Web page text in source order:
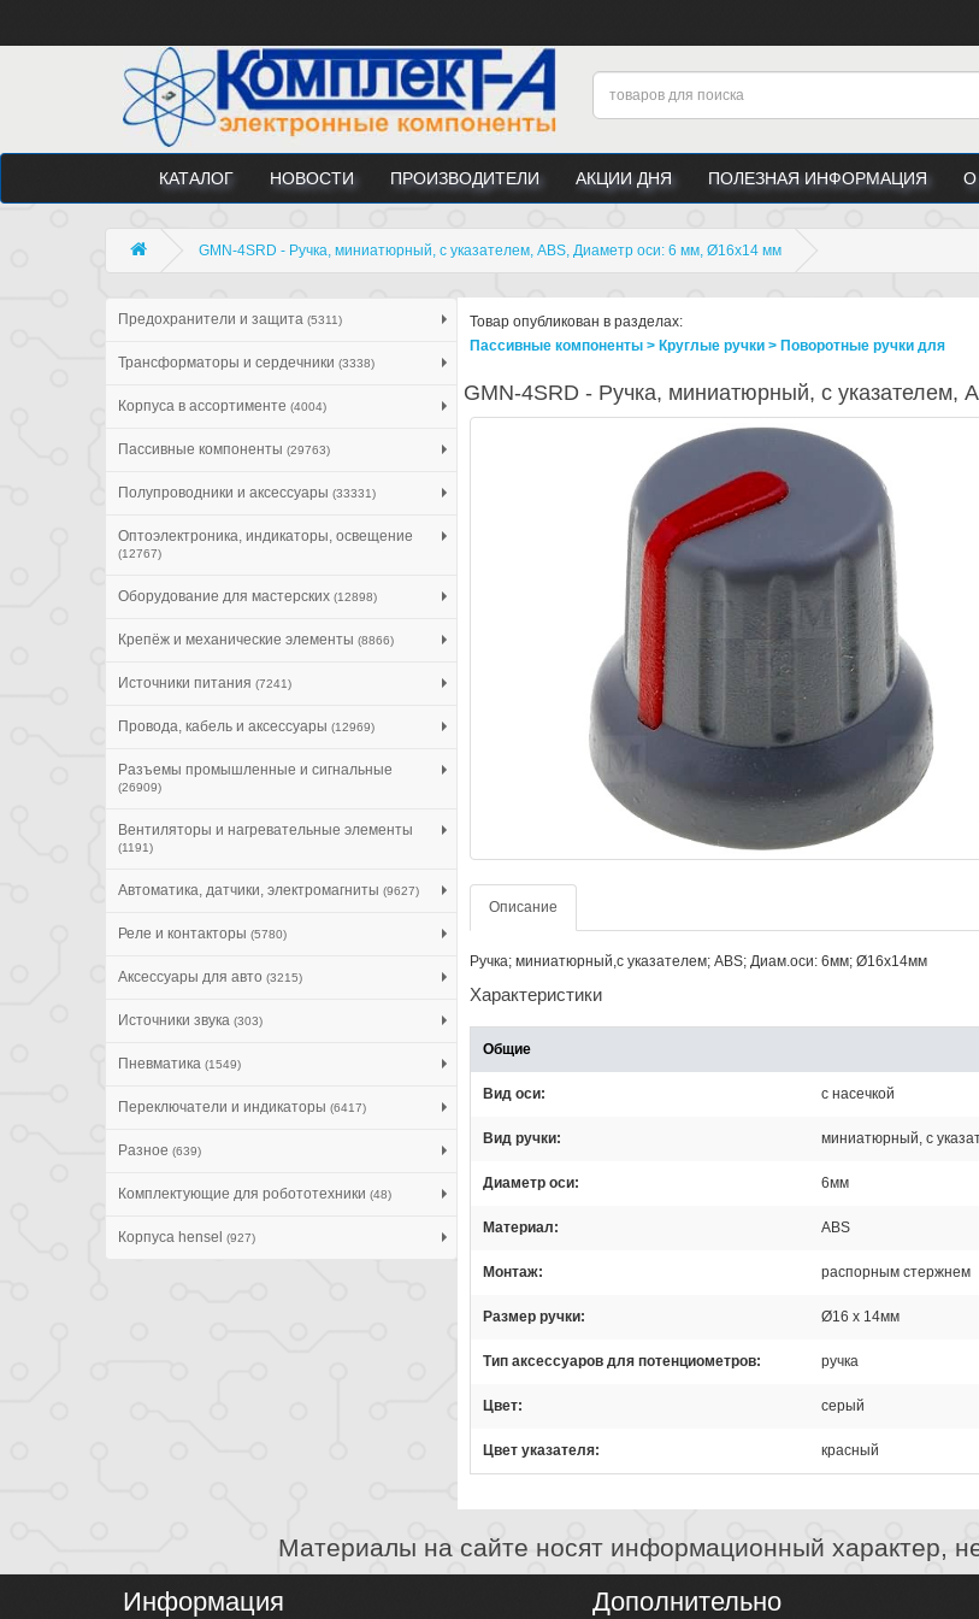
КАТАЛОГ НОВОСТИ ПРОИЗВОДИТЕЛИ АКЦИИ ДНЯ ПОЛЕЗНАЯ ИНФОРМАЦИЯ О
GMN-4SRD - Ручка, миниатюрный, с указателем, ABS, Диаметр оси: 6 мм, Ø16x14 мм
Предохранители и защита (5311)
Трансформаторы и сердечники (3338)
Корпуса в ассортименте (4004)
Пассивные компоненты (29763)
Полупроводники и аксессуары (33331)
Оптоэлектроника, индикаторы, освещение
(12767)
Оборудование для мастерских (12898)
Крепёж и механические элементы (8866)
Источники питания (7241)
Провода, кабель и аксессуары (12969)
Разъемы промышленные и сигнальные
(26909)
Вентиляторы и нагревательные элементы
(1191)
Автоматика, датчики, электромагниты (9627)
Реле и контакторы (5780)
Аксессуары для авто (3215)
Источники звука (303)
Пневматика (1549)
Переключатели и индикаторы (6417)
Разное (639)
Комплектующие для робототехники (48)
Корпуса hensel (927)
Товар опубликован в разделах:
Пассивные компоненты > Круглые ручки > Поворотные ручки для
GMN-4SRD - Ручка, миниатюрный, с
Описание
Ручка; миниатюрный,с указателем; ABS; Диам.оси: 6мм; Ø16x14мм
Характеристики
Общие
Вид оси с насечкой
Вид ручки миниатюрный, с
Диаметр оси 6мм
Материал ABS
Монтаж распорным стержнем
Размер ручки Ø16 x 14мм
Тип аксессуаров для потенциометров ручка
Цвет серый
Цвет указателя красный
Материалы на сайте носят информационный характер,
Информация Дополнительно